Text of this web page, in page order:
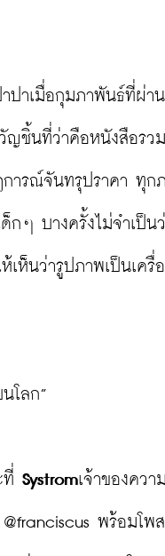
ปาเมื่อกุมภาพันธ์ที่ผ่า
ญชิ้นที่ว่าคือหนังสือรว
ารณ์จันทรุปราคา ทุก
กๆ บางครั้งไม่จำเป็น
ห็นว่ารูปภาพเป็นเครื่
โลก”
ที่ Systromเจ้าของควา
พร้อมโพ